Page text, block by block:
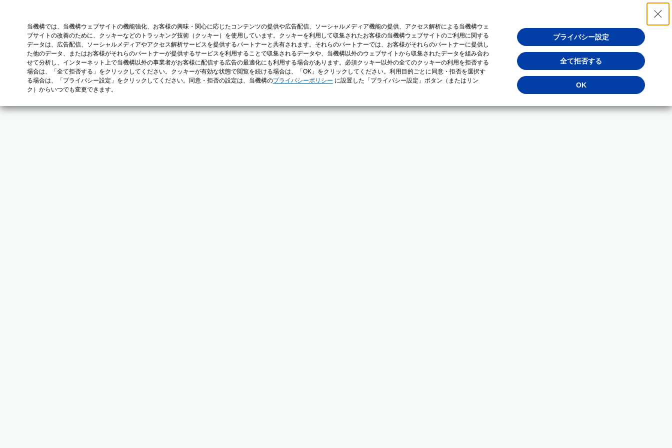
当機構では、当機構ウェブサイトの機能強化、お客様の興味・関心に応じたコンテンツの提供や広告配信、ソーシャルメディア機能の提供、アクセス解析による当機構ウェ
ブサイトの改善のために、クッキーなどのトラッキング技術（クッキー）を使用しています。クッキーを利用して収集されたお客様の当機構ウェブサイトのご利用に関する
データは、広告配信、ソーシャルメディアやアクセス解析サービスを提供するパートナーと共有されます。それらのパートナーでは、お客様がそれらのパートナーに提供し
た他のデータ、またはお客様がそれらのパートナーが提供するサービスを利用することで収集されるデータや、当機構以外のウェブサイトから収集されたデータを組み合わ
せて分析し、インターネット上で当機構以外の事業者がお客様に配信する広告の最適化にも利用する場合があります。必須クッキー以外の全てのクッキーの利用を拒否する
場合は、「全て拒否する」をクリックしてください。クッキーが有効な状態で閲覧を続ける場合は、「OK」をクリックしてください。利用目的ごとに同意・拒否を選択す
る場合は、「プライバシー設定」をクリックしてください。同意・拒否の設定は、当機構のプライバシーポリシー に設置した「プライバシー設定」ボタン（またはリン
ク）からいつでも変更できます。
プライバシー設定
全て拒否する
OK